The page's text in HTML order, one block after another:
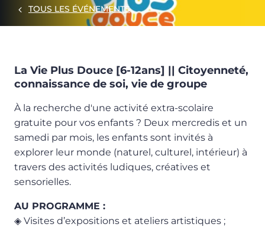
TOUS LES ÉVÉNEMENTS
La Vie Plus Douce [6-12ans] || Citoyenneté,
connaissance de soi, vie de groupe
À la recherche d'une activité extra-scolaire
gratuite pour vos enfants ? Deux mercredis et un
samedi par mois, les enfants sont invités à
explorer leur monde (naturel, culturel, intérieur) à
travers des activités ludiques, créatives et
sensorielles.
AU PROGRAMME :
◈ Visites d’expositions et ateliers artistiques ;